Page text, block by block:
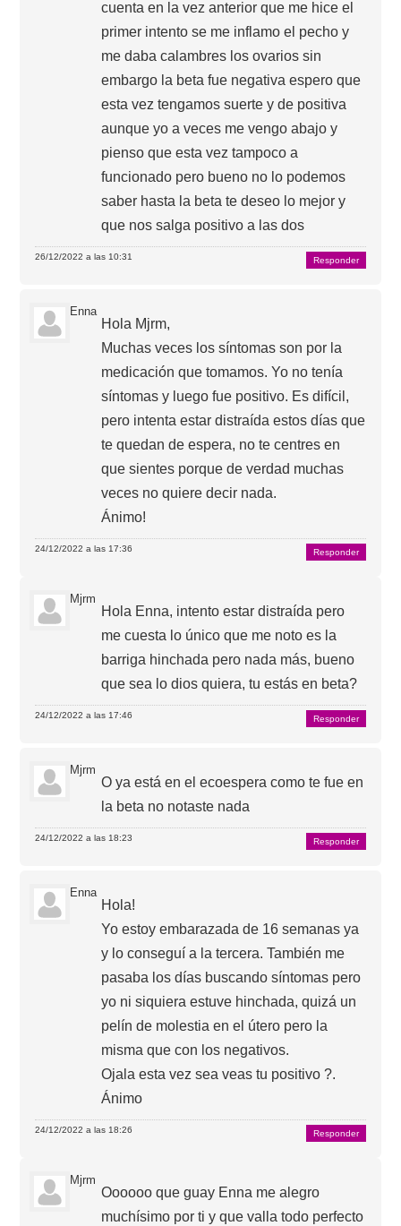
cuenta en la vez anterior que me hice el
primer intento se me inflamo el pecho y
me daba calambres los ovarios sin
embargo la beta fue negativa espero que
esta vez tengamos suerte y de positiva
aunque yo a veces me vengo abajo y
pienso que esta vez tampoco a
funcionado pero bueno no lo podemos
saber hasta la beta te deseo lo mejor y
que nos salga positivo a las dos
26/12/2022 a las 10:31 Responder
Enna
Hola Mjrm,
Muchas veces los síntomas son por la
medicación que tomamos. Yo no tenía
síntomas y luego fue positivo. Es difícil,
pero intenta estar distraída estos días que
te quedan de espera, no te centres en
que sientes porque de verdad muchas
veces no quiere decir nada.
Ánimo!
24/12/2022 a las 17:36 Responder
Mjrm
Hola Enna, intento estar distraída pero
me cuesta lo único que me noto es la
barriga hinchada pero nada más, bueno
que sea lo dios quiera, tu estás en beta?
24/12/2022 a las 17:46 Responder
Mjrm
O ya está en el ecoespera como te fue en
la beta no notaste nada
24/12/2022 a las 18:23 Responder
Enna
Hola!
Yo estoy embarazada de 16 semanas ya
y lo conseguí a la tercera. También me
pasaba los días buscando síntomas pero
yo ni siquiera estuve hinchada, quizá un
pelín de molestia en el útero pero la
misma que con los negativos.
Ojala esta vez sea veas tu positivo ?.
Ánimo
24/12/2022 a las 18:26 Responder
Mjrm
Oooooo que guay Enna me alegro
muchísimo por ti y que valla todo perfecto